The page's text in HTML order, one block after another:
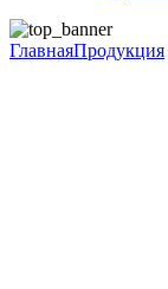
ГлавнаяПродукция